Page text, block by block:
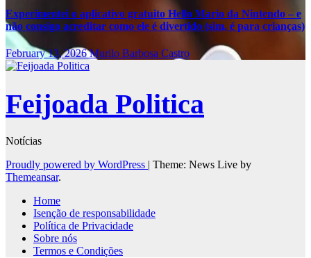
Experimentei o aplicativo gratuito Hello Mario da Nintendo – e
não consigo acreditar como ele é divertido (sim, é para crianças)
February 13, 2026Murilo Barbosa Castro
Feijoada Politica
Notícias
Proudly powered by WordPress | Theme: News Live by
Themeansar.
Home
Isenção de responsabilidade
Política de Privacidade
Sobre nós
Termos e Condições